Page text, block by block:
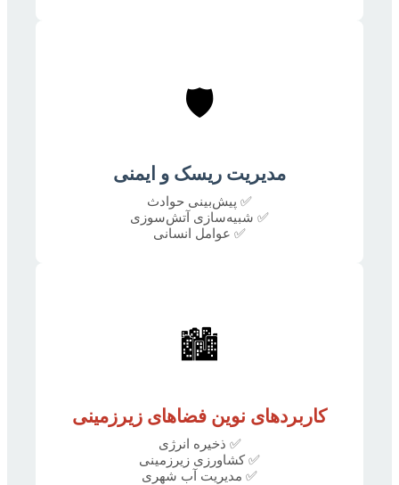
🛡️
مدیریت ریسک و ایمنی
✅ پیش‌بینی حوادث
✅ شبیه‌سازی آتش‌سوزی
✅ عوامل انسانی
🏙️
کاربردهای نوین فضاهای زیرزمینی
✅ ذخیره انرژی
✅ کشاورزی زیرزمینی
✅ مدیریت آب شهری